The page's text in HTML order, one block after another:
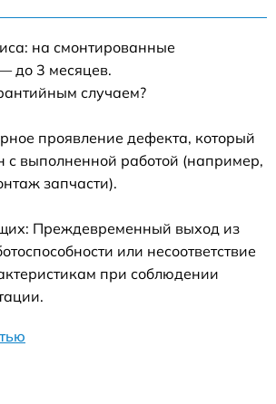
на смонтированные
до 3 месяцев.
случаем?
проявление дефекта, который
с выполненной работой (например,
запчасти).
Преждевременный выход из
или несоответствие
при соблюдении